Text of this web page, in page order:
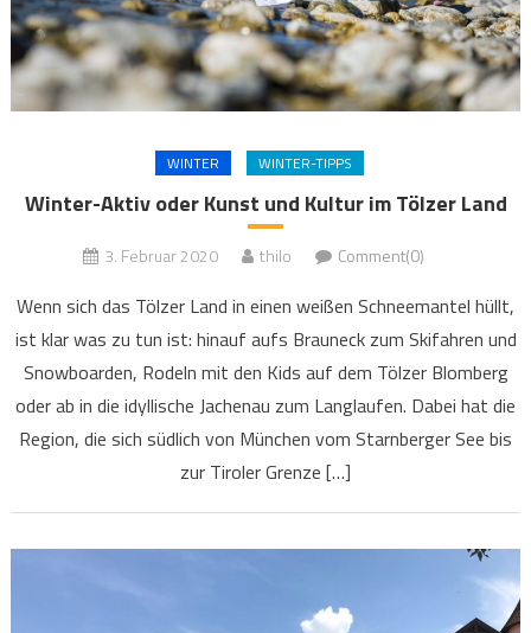
WINTER WINTER-TIPPS
Winter-Aktiv oder Kunst und Kultur im Tölzer Land
3. Februar 2020 thilo Comment(0)
Wenn sich das Tölzer Land in einen weißen Schneemantel hüllt,
ist klar was zu tun ist: hinauf aufs Brauneck zum Skifahren und
Snowboarden, Rodeln mit den Kids auf dem Tölzer Blomberg
oder ab in die idyllische Jachenau zum Langlaufen. Dabei hat die
Region, die sich südlich von München vom Starnberger See bis
zur Tiroler Grenze […]